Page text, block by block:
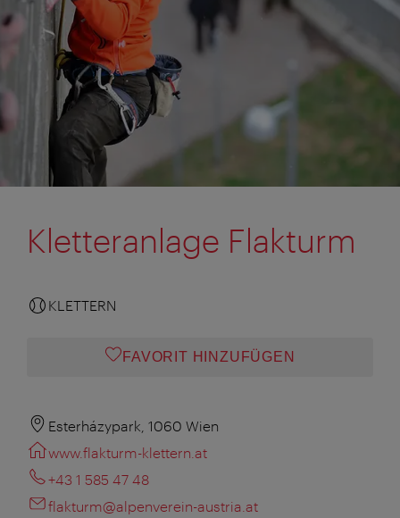
Kletteranlage Flakturm
KLETTERN
FAVORIT HINZUFÜGEN
Esterházypark, 1060 Wien
www.flakturm-klettern.at
+43 1 585 47 48
flakturm@alpenverein-austria.at